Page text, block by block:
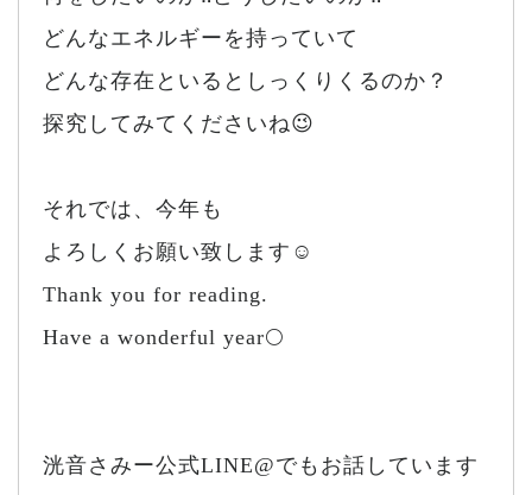
どんなエネルギーを持っていて
どんな存在といるとしっくりくるのか？
探究してみてくださいね😉
それでは、今年も
よろしくお願い致します☺️
Thank you for reading.
Have a wonderful year🌕
洸音さみー公式LINE@でもお話しています